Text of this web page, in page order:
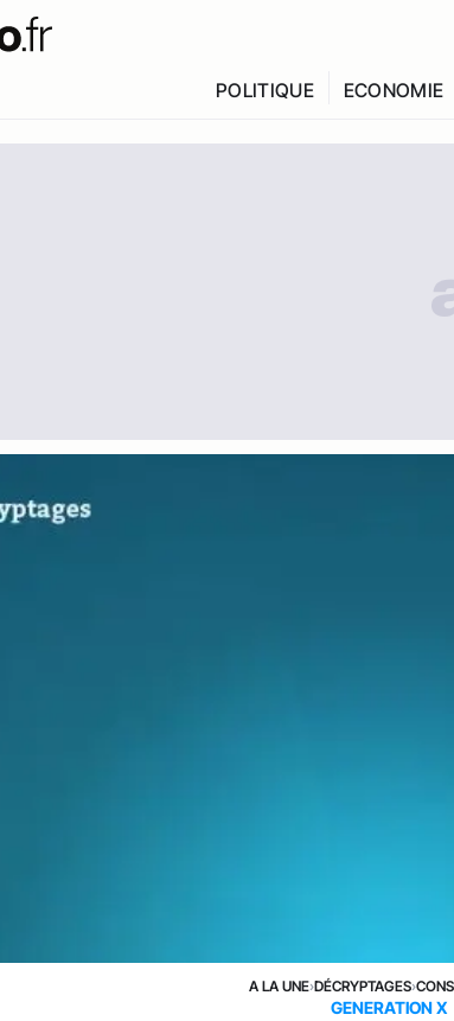
POLITIQUE ECONOMIE
A LA UNE›DÉCRYPTAGES›
GENERATION X